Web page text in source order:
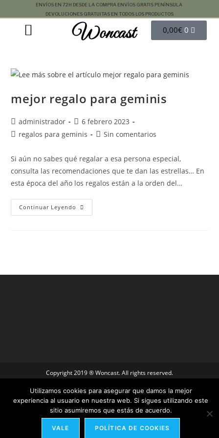
ENVÍOS EN 72H DESDE LA COMPRA ENVÍOS GRATIS PENÍNSULA
DEVOLUCIONES GRATUITAS EN TODOS LOS PRODUCTOS
Woncast 0,00€ 0
mejor regalo para geminis
administrador
6 febrero 2023
regalos para geminis
Sin comentarios
Si aún no sabes qué regalar a esa persona especial,
consulta las recomendaciones que te dan las estrellas… En
esta época del año los regalos están a la orden del…
Continuar Leyendo
Copyright 2019 ® Woncast. All rights reserved.
Utilizamos cookies para asegurar que damos la mejor
experiencia al usuario en nuestra web. Si sigues utilizando este
sitio asumiremos que estás de acuerdo.
VALE POLÍTICA DE COOKIES